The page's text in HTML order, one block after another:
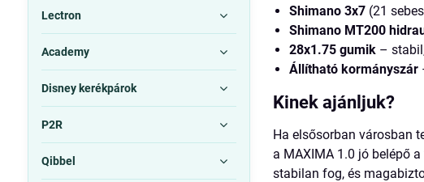
Shimano 3x7 (21
Shimano MT200
28x1.75 gumik –
Állítható kormányszár
Kinek ajánljuk?
Ha elsősorban városban
a MAXIMA 1.0 jó belépő
stabilan fog, és
Lectron
Academy
Disney kerékpárok
P2R
Qibbel